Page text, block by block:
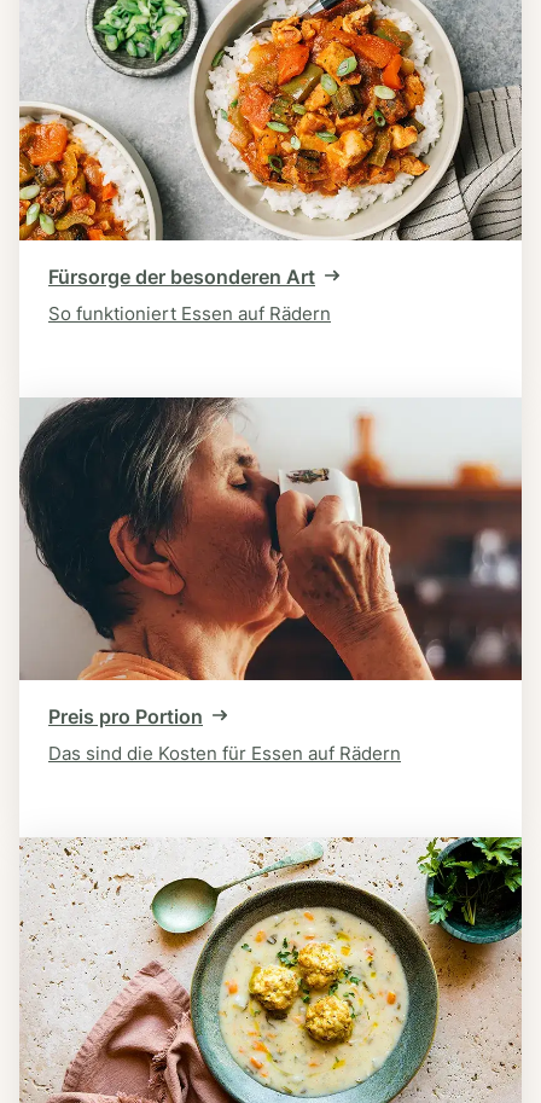
Fürsorge der besonderen Art
So funktioniert Essen auf Rädern
Preis pro Portion
Das sind die Kosten für Essen auf Rädern